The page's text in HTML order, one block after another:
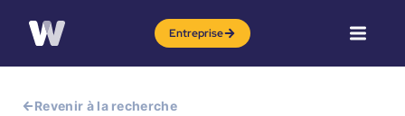
Entreprise
Revenir à la recherche